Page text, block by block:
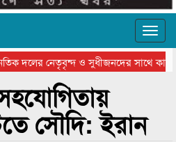
দলের নেতৃবৃন্দ ও সুধীজনদের সাথে
বাংলাদেশ গ্রুপ থিয়েটার ফেডারেশানের
সৌদি: ইরান